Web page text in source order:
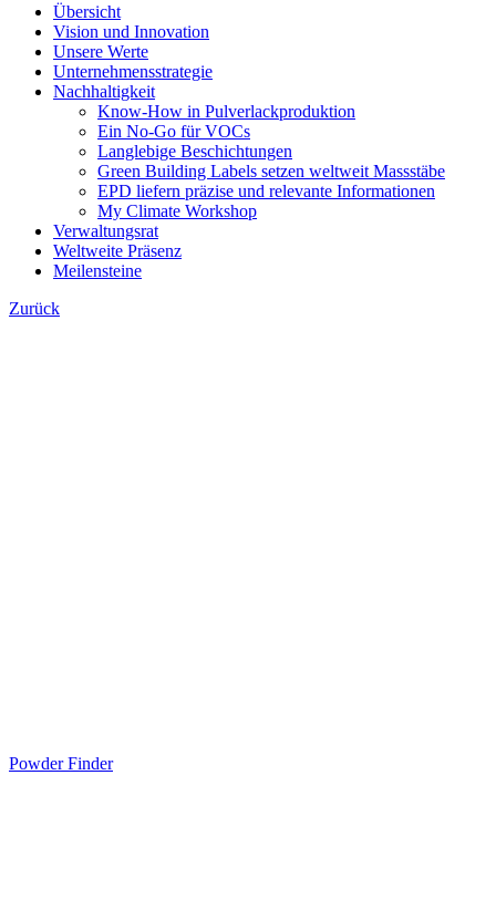
Übersicht
Vision und Innovation
Unsere Werte
Unternehmensstrategie
Nachhaltigkeit
Know-How in Pulverlackproduktion
Ein No-Go für VOCs
Langlebige Beschichtungen
Green Building Labels setzen weltweit Massstäbe
EPD liefern präzise und relevante Informationen
My Climate Workshop
Verwaltungsrat
Weltweite Präsenz
Meilensteine
Zurück
Powder Finder